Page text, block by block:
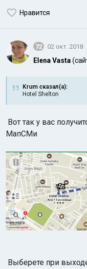
Нравится
72 02 окт. 2018
Elena Vasta
Krum сказал(а):
Hotel Shelton
Вот так у вас
МапСМи
Выберете при